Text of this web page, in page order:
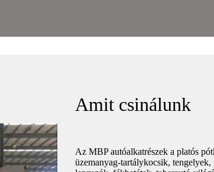
Amit csinálunk
Az MBP autóalkatrészek a platós
üzemanyag-tartálykocsik,